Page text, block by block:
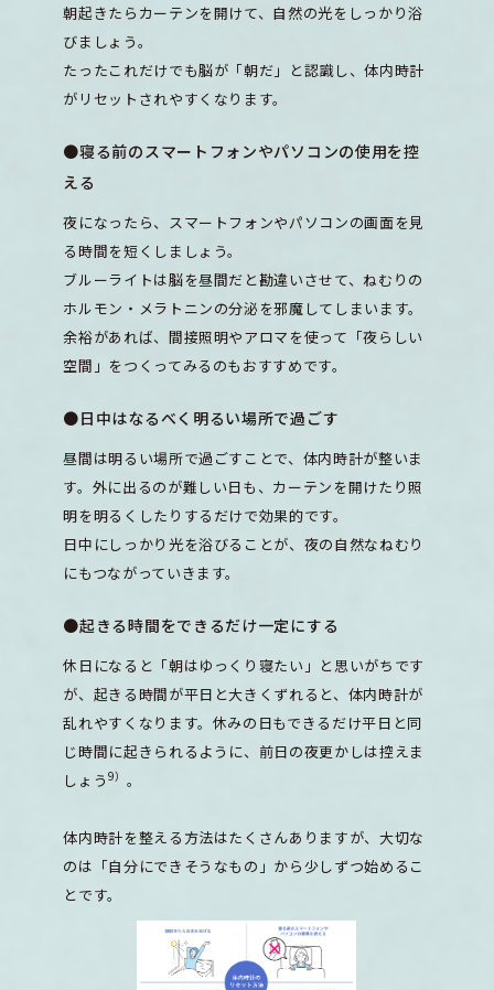
朝起きたらカーテンを開けて、自然の光をしっかり浴
びましょう。
たったこれだけでも脳が「朝だ」と認識し、体内時計
がリセットされやすくなります。
●寝る前のスマートフォンやパソコンの使用を控
える
夜になったら、スマートフォンやパソコンの画面を見
る時間を短くしましょう。
ブルーライトは脳を昼間だと勘違いさせて、ねむりの
ホルモン・メラトニンの分泌を邪魔してしまいます。
余裕があれば、間接照明やアロマを使って「夜らしい
空間」をつくってみるのもおすすめです。
●日中はなるべく明るい場所で過ごす
昼間は明るい場所で過ごすことで、体内時計が整いま
す。外に出るのが難しい日も、カーテンを開けたり照
明を明るくしたりするだけで効果的です。
日中にしっかり光を浴びることが、夜の自然なねむり
にもつながっていきます。
●起きる時間をできるだけ一定にする
休日になると「朝はゆっくり寝たい」と思いがちです
が、起きる時間が平日と大きくずれると、体内時計が
乱れやすくなります。休みの日もできるだけ平日と同
じ時間に起きられるように、前日の夜更かしは控えま
しょう9） 。
体内時計を整える方法はたくさんありますが、大切な
のは「自分にできそうなもの」から少しずつ始めるこ
とです。